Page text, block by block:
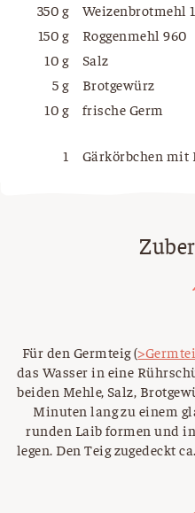
350 g
Weizenbrotmehl
150 g
Roggenmehl 960
10 g
Salz
5 g
Brotgewürz
10 g
frische Germ
1 Gärkörbchen mit
Für den Germteig (
das Wasser in eine
beiden Mehle, Salz,
Minuten lang zu einem
runden Laib formen und
legen. Den Teig zugedeckt